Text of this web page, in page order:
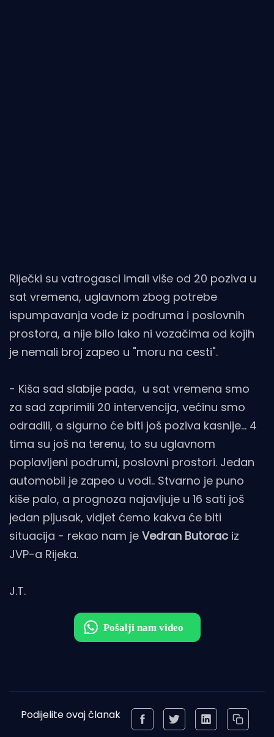
Riječki su vatrogasci imali više od 20 poziva u
sat vremena, uglavnom zbog potrebe
ispumpavanja vode iz podruma i poslovnih
prostora, a nije bilo lako ni vozačima od kojih
je nemali broj zapeo u "moru na cesti".
- Kiša sad slabije pada, u sat vremena smo
za sad zaprimili 20 intervencija, većinu smo
odradili, a sigurno će biti još poziva kasnije... 4
tima su još na terenu, to su uglavnom
poplavljeni podrumi, poslovni prostori. Jedan
automobil je zapeo u vodi.. Stvarno je puno
kiše palo, a prognoza najavljuje u 16 sati još
jedan pljusak, vidjet ćemo kakva će biti
situacija - rekao nam je Vedran Butorac iz
JVP-a Rijeka.
J.T.
Podijelite ovaj članak